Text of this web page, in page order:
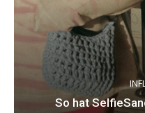
So hat